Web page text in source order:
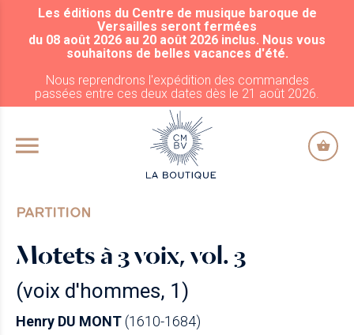
ALLER AU CONTENU PRINCIPAL
Les éditions du Centre de musique baroque de
Versailles seront fermées
du 08 août 2026 au 20 août 2026 inclus. Nous vous
souhaitons de belles vacances d'été.
Nous reprendrons l'expédition des commandes
passées entre ces deux dates dès le 21 août 2026.
PARTITION
Motets à 3 voix, vol. 3
(voix d'hommes, 1)
Henry DU MONT(1610-1684)